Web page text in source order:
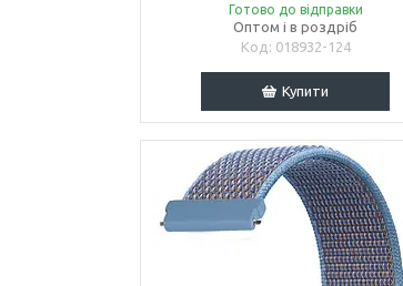
Готово до відправки
Оптом і в роздріб
018932-124
Купити